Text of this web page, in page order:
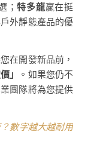
； 特多龍贏在挺
外靜態產品的優
在開發新品前，
」
。如果您仍不
團隊將為您提供
數字越大越耐用